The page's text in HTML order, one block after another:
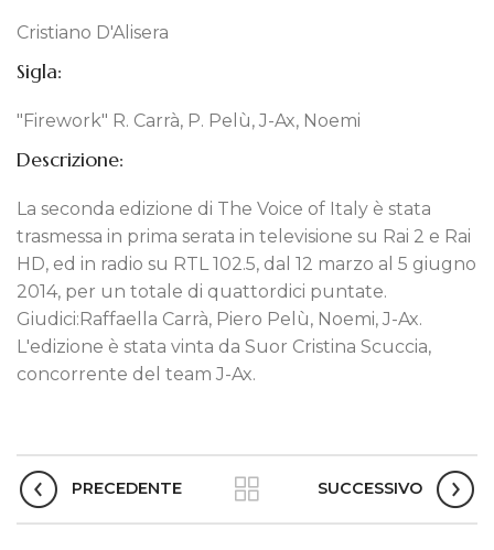
Cristiano D'Alisera
Sigla:
"Firework" R. Carrà, P. Pelù, J-Ax, Noemi
Descrizione:
La seconda edizione di The Voice of Italy è stata
trasmessa in prima serata in televisione su Rai 2 e Rai
HD, ed in radio su RTL 102.5, dal 12 marzo al 5 giugno
2014, per un totale di quattordici puntate.
Giudici:Raffaella Carrà, Piero Pelù, Noemi, J-Ax.
L'edizione è stata vinta da Suor Cristina Scuccia,
concorrente del team J-Ax.
PRECEDENTE SUCCESSIVO